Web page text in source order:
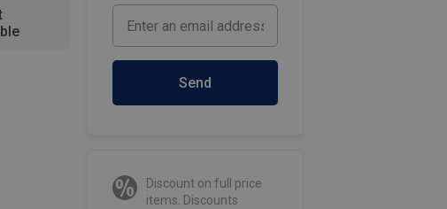
Send
Discount on full price
items. Discounts